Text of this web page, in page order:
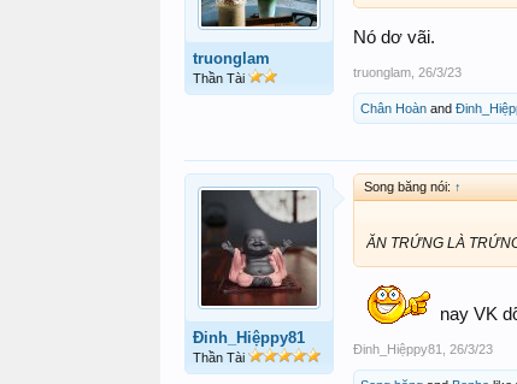
truonglam
Thần Tài
Nó dơ vãi.
truonglam 26/3/23
Chân Hoàn and
Đinh_Hiệppy81
Thần Tài
Song băng nói: ↑
ĂN TRỨNG LÀ
nay VK
Đinh_Hiệppy81 26/3/23